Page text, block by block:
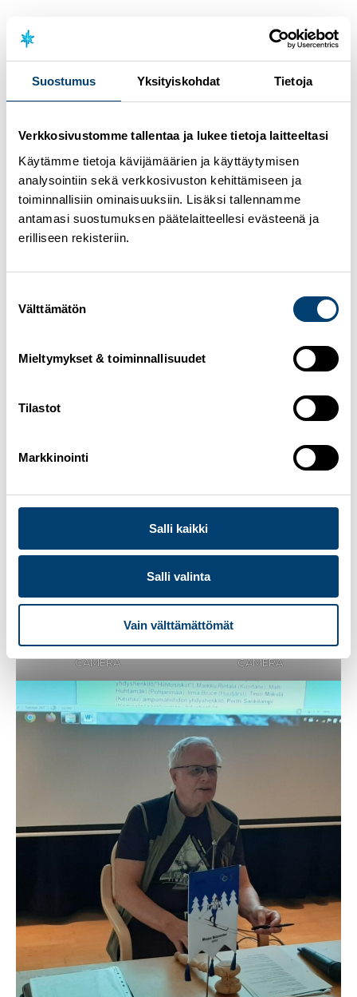
Suostumus Yksityiskohdat Tietoja
Verkkosivustomme tallentaa ja lukee tietoja laitteeltasi
Käytämme tietoja kävijämäärien ja käyttäytymisen
analysointiin sekä verkkosivuston kehittämiseen ja
toiminnallisiin ominaisuuksiin. Lisäksi tallennamme
antamasi suostumuksen päätelaitteellesi evästeenä ja
erilliseen rekisteriin.
valinta
Välttämätön
Mieltymykset & toiminnallisuudet
Tilastot
Markkinointi
Salli kaikki
Salli valinta
Vain välttämättömät
OLYMPUS DIGITAL
CAMERA
OLYMPUS DIGITAL
CAMERA
OLYMPUS DIGITAL
CAMERA